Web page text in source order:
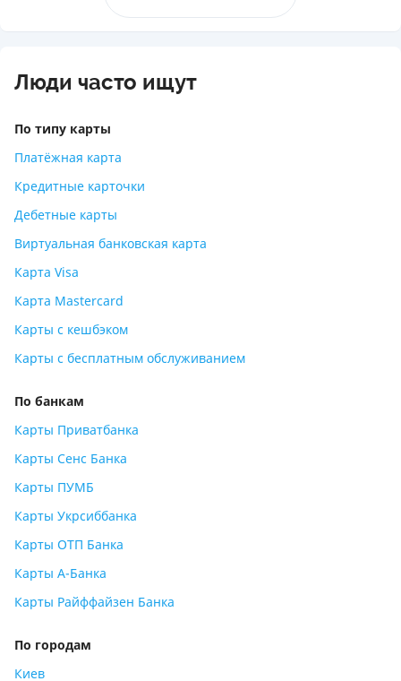
Люди часто ищут
По типу карты
Платёжная карта
Кредитные карточки
Дебетные карты
Виртуальная банковская карта
Карта Visa
Карта Mastercard
Карты с кешбэком
Карты с бесплатным обслуживанием
По банкам
Карты Приватбанка
Карты Сенс Банка
Карты ПУМБ
Карты Укрсиббанка
Карты ОТП Банка
Карты А-Банка
Карты Райффайзен Банка
По городам
Киев